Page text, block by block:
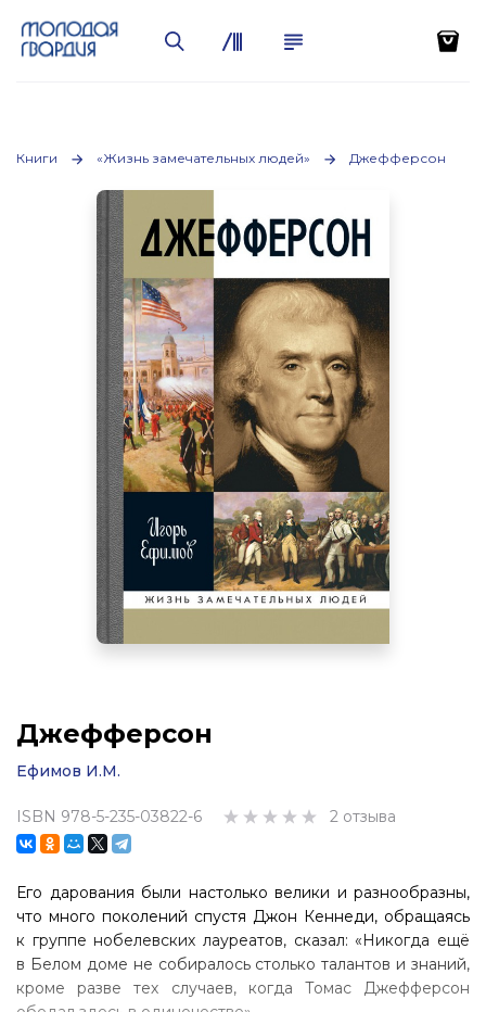
Книги «Жизнь замечательных людей» Джефферсон
Джефферсон
Ефимов И.М.
ISBN 978-5-235-03822-6 2 отзыва
Его дарования были настолько велики и разнообразны,
что много поколений спустя Джон Кеннеди, обращаясь
к группе нобелевских лауреатов, сказал: «Никогда ещё
в Белом доме не собиралось столько талантов и знаний,
кроме разве тех случаев, когда Томас Джефферсон